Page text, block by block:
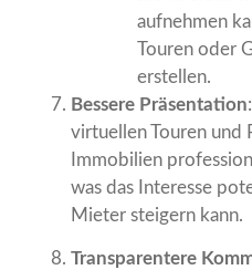
Bessere Präsentation
virtuellen Touren und
Immobilien
was das Interesse
Mieter steigern kann.
Transparentere